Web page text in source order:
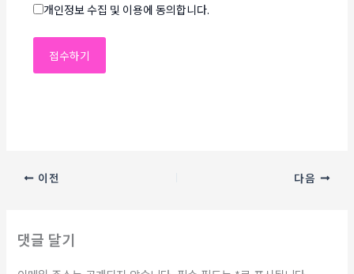
개인정보 수집 및 이용에 동의합니다.
이전 다음
댓글 달기